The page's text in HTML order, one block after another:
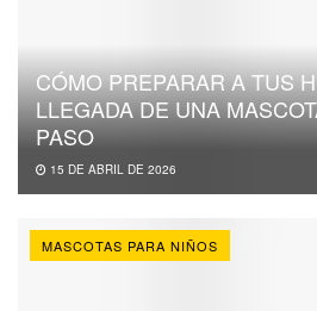
CÓMO PREPARAR A TUS
LLEGADA DE UNA
PASO
15 DE ABRIL DE 2026
MASCOTAS PARA NIÑOS